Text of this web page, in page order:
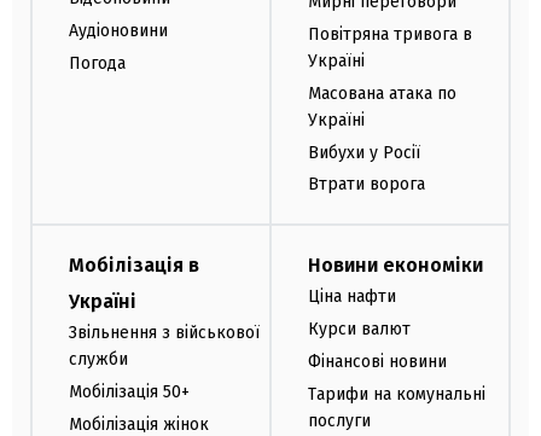
Аудіоновини
Погода
Повітряна тривога в
Україні
Масована атака по
Україні
Вибухи у Росії
Втрати ворога
Мобілізація в
Україні
Звільнення з військової
служби
Мобілізація 50+
Мобілізація жінок
Новини економіки
Ціна нафти
Курси валют
Фінансові новини
Тарифи на комунальні
послуги